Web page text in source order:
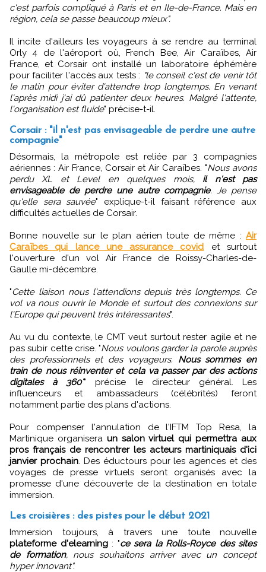
c'est parfois compliqué à Paris et en Ile-de-France. Mais en
région, cela se passe beaucoup mieux".
Il incite d'ailleurs les voyageurs à se rendre au terminal
Orly 4 de l'aéroport où, French Bee, Air Caraïbes, Air
France, et Corsair ont installé un laboratoire éphémère
pour faciliter l'accès aux tests : "le conseil c'est de venir tôt
le matin pour éviter d'attendre trop longtemps. En venant
l'après midi j'ai dû patienter deux heures. Malgré l'attente,
l'organisation est fluide" précise-t-il.
Corsair : "il n'est pas envisageable de perdre une autre
compagnie"
Désormais, la métropole est reliée par 3 compagnies
aériennes : Air France, Corsair et Air Caraïbes. "Nous avons
perdu XL et Level en quelques mois, il n'est pas
envisageable de perdre une autre compagnie. Je pense
qu'elle sera sauvée" explique-t-il faisant référence aux
difficultés actuelles de Corsair.
Bonne nouvelle sur le plan aérien toute de même : Air
Caraïbes qui lance une assurance covid et surtout
l'ouverture d'un vol Air France de Roissy-Charles-de-
Gaulle mi-décembre.
"Cette liaison nous l'attendions depuis très longtemps. Ce
vol va nous ouvrir le Monde et surtout des connexions sur
l'Europe qui peuvent très intéressantes".
Au vu du contexte, le CMT veut surtout rester agile et ne
pas subir cette crise. "Nous voulons garder la parole auprès
des professionnels et des voyageurs. Nous sommes en
train de nous réinventer et cela va passer par des actions
digitales à 360°" précise le directeur général. Les
influenceurs et ambassadeurs (célébrités) feront
notamment partie des plans d'actions.
Pour compenser l'annulation de l'IFTM Top Resa, la
Martinique organisera un salon virtuel qui permettra aux
pros français de rencontrer les acteurs martiniquais d'ici
janvier prochain. Des éductours pour les agences et des
voyages de presse virtuels seront organisés avec la
promesse d'une découverte de la destination en totale
immersion.
Les croisières : des pistes pour le début 2021
Immersion toujours, à travers une toute nouvelle
plateforme d'elearning: "ce sera la Rolls-Royce des sites
de formation, nous souhaitons arriver avec un concept
hyper innovant".